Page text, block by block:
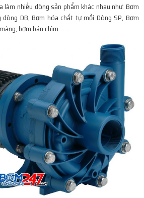
làm nhiều dòng sản phẩm khác nhau như: Bơm
DB, Bơm hóa chất tự mồi Dòng SP, Bơm
bơm bán chìm……..